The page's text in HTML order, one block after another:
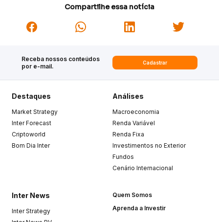
Compartilhe essa notícia
Receba nossos conteúdos
por e-mail.
Cadastrar
Destaques
Market Strategy
Inter Forecast
Criptoworld
Bom Dia Inter
Análises
Macroeconomia
Renda Variável
Renda Fixa
Investimentos no Exterior
Fundos
Cenário Internacional
Inter News
Inter Strategy
Quem Somos
Aprenda a Investir